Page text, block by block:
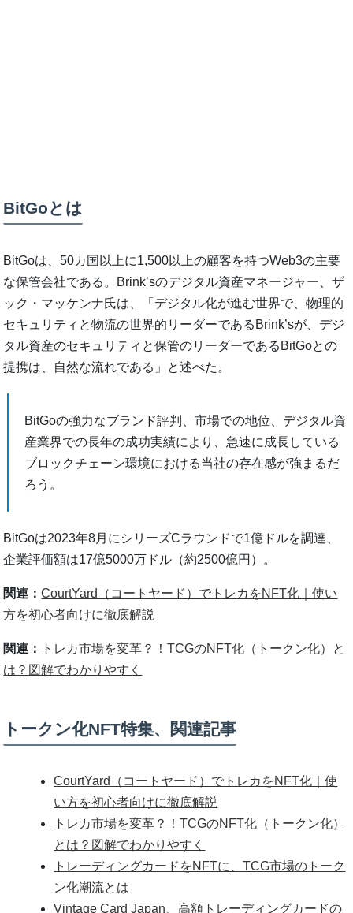
BitGoとは
BitGoは、50カ国以上に1,500以上の顧客を持つWeb3の主要
な保管会社である。Brink’sのデジタル資産マネージャー、ザ
ック・マッケンナ氏は、「デジタル化が進む世界で、物理的
セキュリティと物流の世界的リーダーであるBrink’sが、デジ
タル資産のセキュリティと保管のリーダーであるBitGoとの
提携は、自然な流れである」と述べた。
BitGoの強力なブランド評判、市場での地位、デジタル資
産業界での長年の成功実績により、急速に成長している
ブロックチェーン環境における当社の存在感が強まるだ
ろう。
BitGoは2023年8月にシリーズCラウンドで1億ドルを調達、
企業評価額は17億5000万ドル（約2500億円）。
関連：CourtYard（コートヤード）でトレカをNFT化｜使い
方を初心者向けに徹底解説
関連：
トレカ市場を変革？！TCGのNFT化（トークン化）と
は？図解でわかりやすく
トークン化NFT特集、関連記事
CourtYard（コートヤード）でトレカをNFT化｜使
い方を初心者向けに徹底解説
トレカ市場を変革？！TCGのNFT化（トークン化）
とは？図解でわかりやすく
トレーディングカードをNFTに、TCG市場のトーク
ン化潮流とは
Vintage Card Japan、高額トレーディングカードの